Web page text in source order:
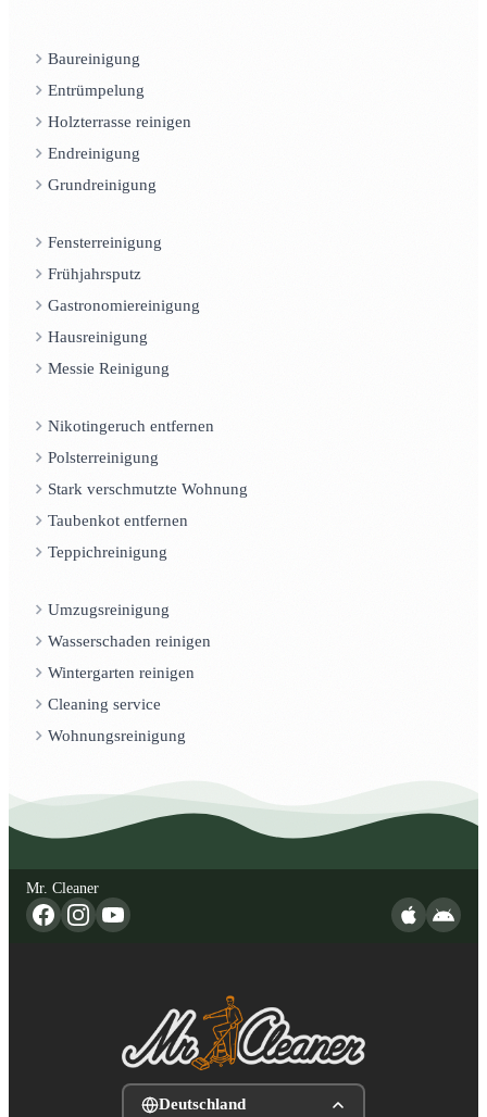
Baureinigung
Entrümpelung
Holzterrasse reinigen
Endreinigung
Grundreinigung
Fensterreinigung
Frühjahrsputz
Gastronomiereinigung
Hausreinigung
Messie Reinigung
Nikotingeruch entfernen
Polsterreinigung
Stark verschmutzte Wohnung
Taubenkot entfernen
Teppichreinigung
Umzugsreinigung
Wasserschaden reinigen
Wintergarten reinigen
Cleaning service
Wohnungsreinigung
Mr. Cleaner
Deutschland